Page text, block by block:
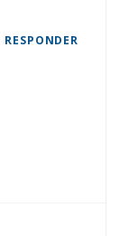
RESPONDER